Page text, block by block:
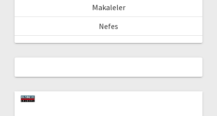
Makaleler
Nefes